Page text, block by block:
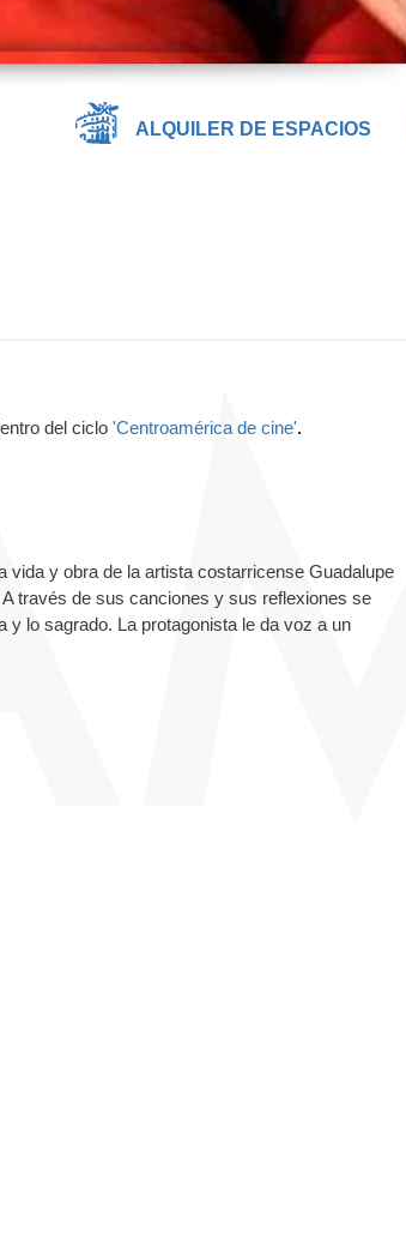
ALQUILER DE ESPACIOS
del ciclo 'Centroamérica de cine'.
vida y obra de la artista costarricense Guadalupe
través de sus canciones y sus reflexiones se
lo sagrado. La protagonista le da voz a un